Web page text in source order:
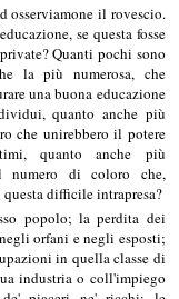
osserviamone il rovescio.
se questa fosse
Quanti pochi sono
la più numerosa, che
una buona educazione
quanto anche più
che unirebbero il potere
quanto anche più
numero di coloro che,
difficile intrapresa?
popolo; la perdita dei
orfani e negli esposti;
in quella classe di
industria o coll'impiego